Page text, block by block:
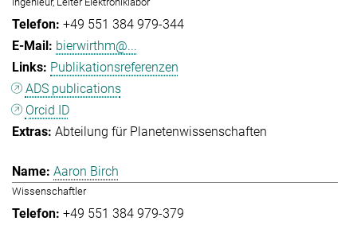
+49 551 384 979-344
bierwirthm@...
Publikationsreferenzen
ADS publications
Orcid ID
Abteilung für Planetenwissenschaften
Aaron Birch
Wissenschaftler
+49 551 384 979-379